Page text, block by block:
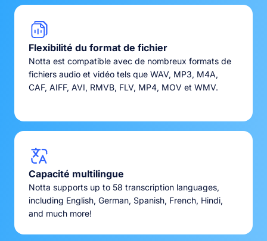
Flexibilité du format de fichier
Notta est compatible avec de nombreux formats de
fichiers audio et vidéo tels que WAV, MP3, M4A,
CAF, AIFF, AVI, RMVB, FLV, MP4, MOV et WMV.
Capacité multilingue
Notta supports up to 58 transcription languages,
including English, German, Spanish, French, Hindi,
and much more!